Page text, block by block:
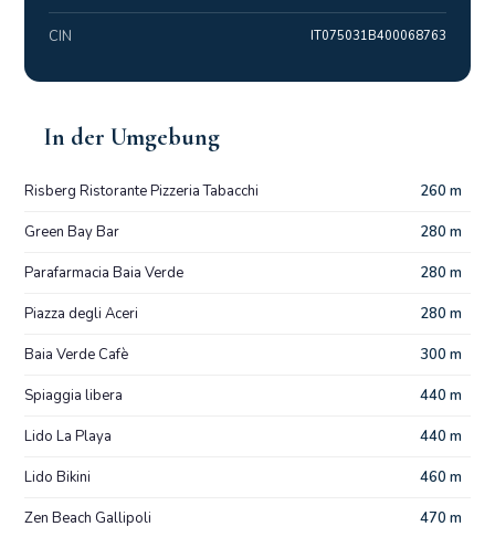
CIN IT075031B400068763
In der Umgebung
Risberg Ristorante Pizzeria Tabacchi 260 m
Green Bay Bar 280 m
Parafarmacia Baia Verde 280 m
Piazza degli Aceri 280 m
Baia Verde Cafè 300 m
Spiaggia libera 440 m
Lido La Playa 440 m
Lido Bikini 460 m
Zen Beach Gallipoli 470 m